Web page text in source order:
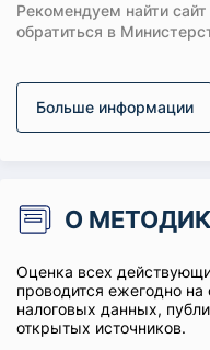
Рекомендуем найти
обратиться в
Больше информации
О
Оценка всех
проводится ежегодно
налоговых данных,
открытых источников.